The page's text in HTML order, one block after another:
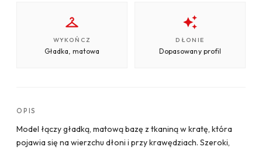
WYKOŃCZ
Gładka, matowa
DŁONIE
Dopasowany profil
OPIS
Model łączy gładką, matową bazę z tkaniną w kratę, która
pojawia się na wierzchu dłoni i przy krawędziach. Szeroki,